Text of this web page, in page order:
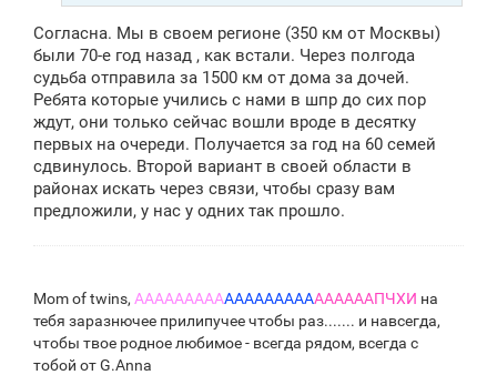
Согласна. Мы в своем регионе (350 км от Москвы)
были 70-е год назад , как встали. Через полгода
судьба отправила за 1500 км от дома за дочей.
Ребята которые учились с нами в шпр до сих пор
ждут, они только сейчас вошли вроде в десятку
первых на очереди. Получается за год на 60 семей
сдвинулось. Второй вариант в своей области в
районах искать через связи, чтобы сразу вам
предложили, у нас у одних так прошло.
Mom of twins, ААААААААААААААААААААААААПЧХИ на
тебя заразнючее прилипучее чтобы раз....... и навсегда,
чтобы твое родное любимое - всегда рядом, всегда с
тобой от G.Anna